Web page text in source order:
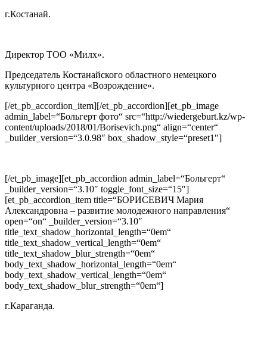
г.Костанай.
Директор ТОО «Милх».
Председатель Костанайского областного немецкого
культурного центра «Возрождение».
[/et_pb_accordion_item][/et_pb_accordion][et_pb_image
admin_label=“Больгерт фото“ src=“http://wiedergeburt.kz/wp-
content/uploads/2018/01/Borisevich.png“ align=“center“
_builder_version=“3.0.98″ box_shadow_style=“preset1″]
[/et_pb_image][et_pb_accordion admin_label=“Больгерт“
_builder_version=“3.10″ toggle_font_size=“15″]
[et_pb_accordion_item title=“БОРИСЕВИЧ Мария
Александровна – развитие молодежного направления“
open=“on“ _builder_version=“3.10″
title_text_shadow_horizontal_length=“0em“
title_text_shadow_vertical_length=“0em“
title_text_shadow_blur_strength=“0em“
body_text_shadow_horizontal_length=“0em“
body_text_shadow_vertical_length=“0em“
body_text_shadow_blur_strength=“0em“]
г.Караганда.